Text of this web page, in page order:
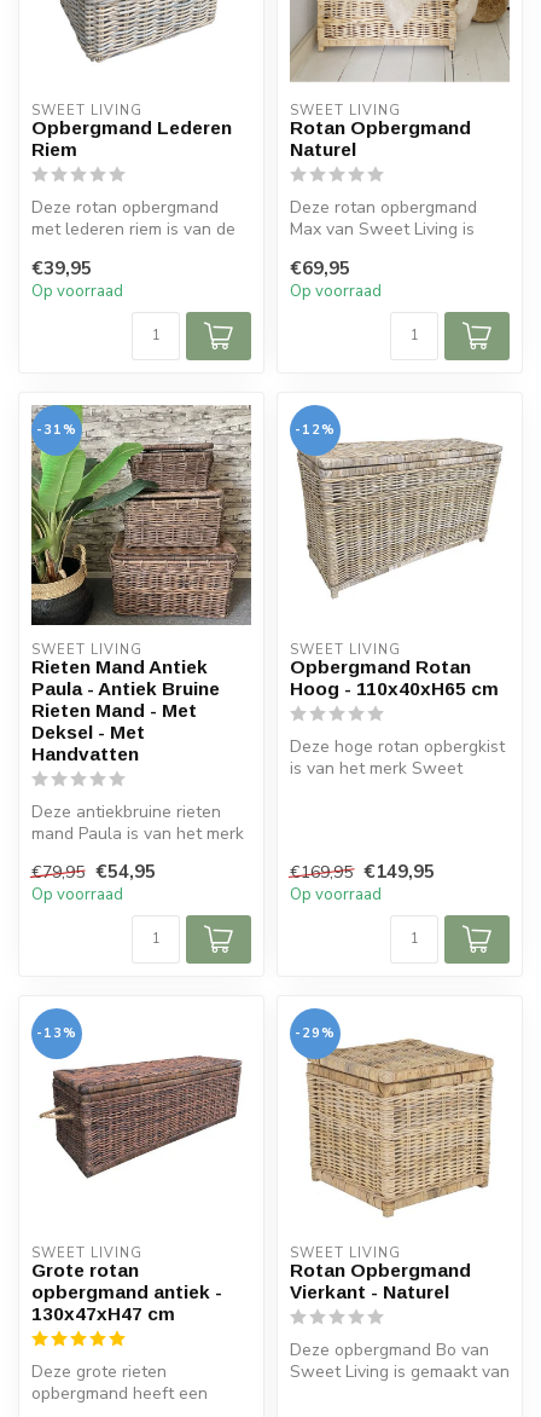
SWEET LIVING
Opbergmand Lederen
Riem
Deze rotan opbergmand
met lederen riem is van de
rota...
€39,95
Op voorraad
SWEET LIVING
Rotan Opbergmand
Naturel
Deze rotan opbergmand
Max van Sweet Living is
een nat...
€69,95
Op voorraad
-31%
SWEET LIVING
Rieten Mand Antiek
Paula - Antiek Bruine
Rieten Mand - Met
Deksel - Met
Handvatten
Deze antiekbruine rieten
mand Paula is van het merk
man...
€79,95 €54,95
Op voorraad
-12%
SWEET LIVING
Opbergmand Rotan
Hoog - 110x40xH65 cm
Deze hoge rotan opbergkist
is van het merk Sweet
€169,95 €149,95
Op voorraad
-13%
SWEET LIVING
Grote rotan
opbergmand antiek -
130x47xH47 cm
Deze grote rieten
opbergmand heeft een
-29%
SWEET LIVING
Rotan Opbergmand
Vierkant - Naturel
Deze opbergmand Bo van
Sweet Living is gemaakt van